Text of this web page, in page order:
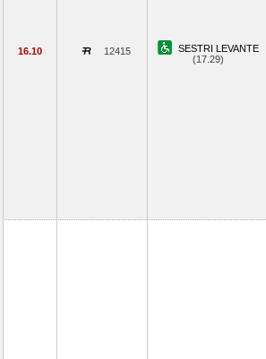
16.10 12415
SESTRI LEVANTE
(17.29)